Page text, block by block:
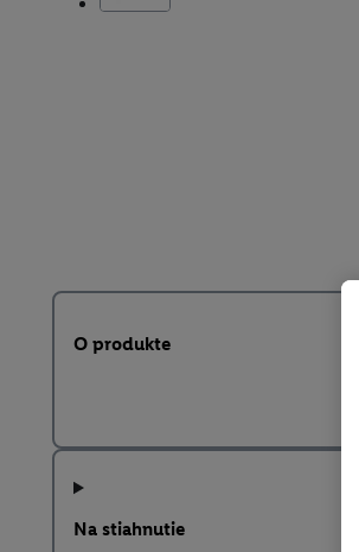
O produkte
Na stiahnutie